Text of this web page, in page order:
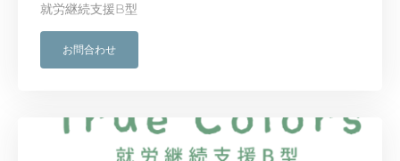
就労継続支援B型
お問合わせ